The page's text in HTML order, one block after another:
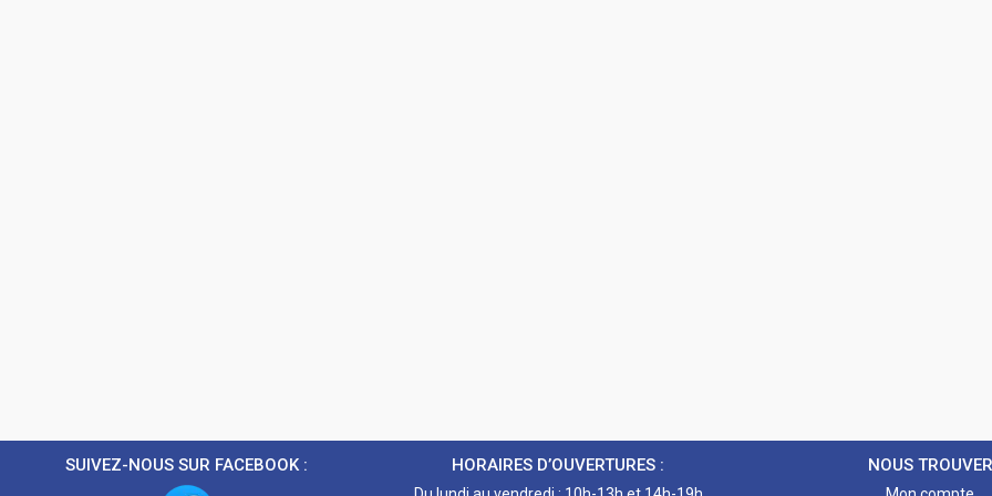
SUIVEZ-NOUS SUR FACEBOOK : HORAIRES D’OUVERTURES : NOUS TROUVER